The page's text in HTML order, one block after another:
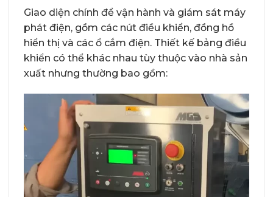
Giao diện chính để vận hành và giám sát máy
phát điện, gồm các nút điều khiển, đồng hồ
hiển thị và các ổ cắm điện. Thiết kế bảng điều
khiển có thể khác nhau tùy thuộc vào nhà sản
xuất nhưng thường bao gồm: